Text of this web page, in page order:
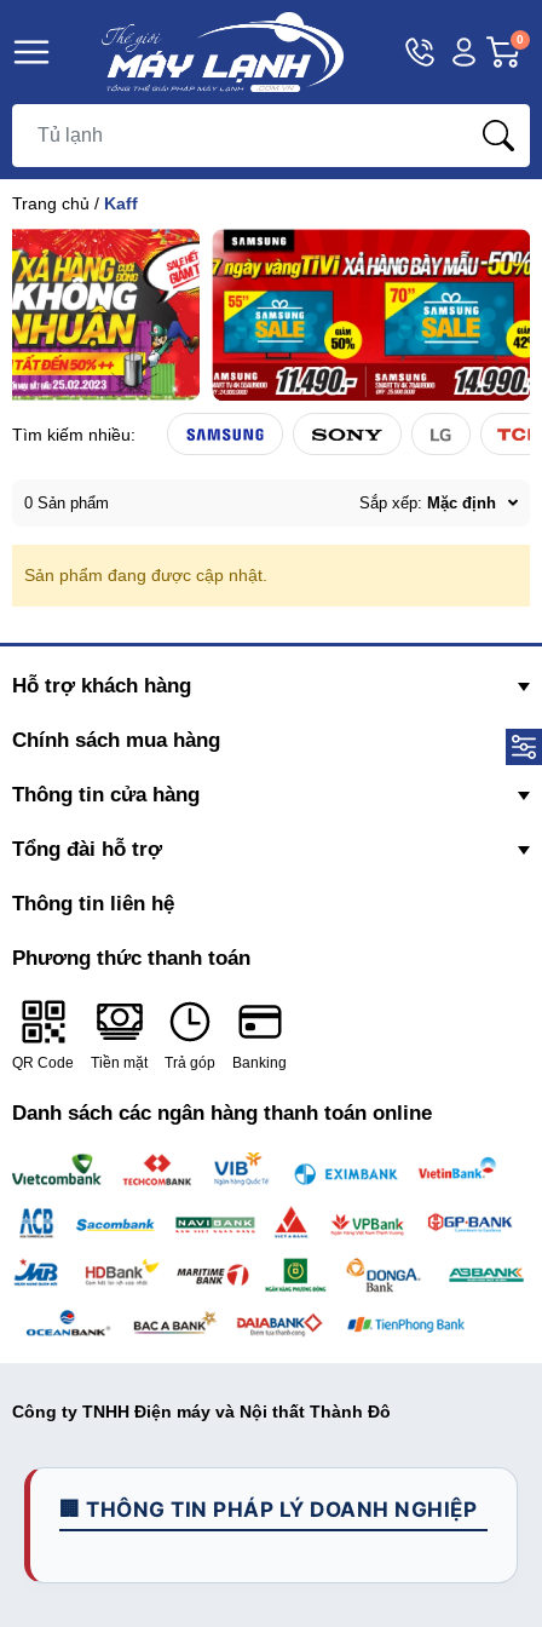
Hotline
1800
Tài
khoản
Khách
0
Trang chủ / Kaff
Tìm kiếm nhiều:
0 Sản phẩm Sắp xếp: Mặc định
Sản phẩm đang được cập nhật.
Hỗ trợ khách hàng
Chính sách mua hàng
Thông tin cửa hàng
Tổng đài hỗ trợ
Thông tin liên hệ
Phương thức thanh toán
QR Code Tiền mặt Trả góp Banking
Danh sách các ngân hàng thanh toán online
Công ty TNHH Điện máy và Nội thất Thành Đô
🏢 THÔNG TIN PHÁP LÝ DOANH NGHIỆP